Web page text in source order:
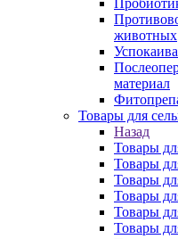
животных
материал
Товары для
Назад
Товары
Товары
Товары
Товары
Товары
Товары